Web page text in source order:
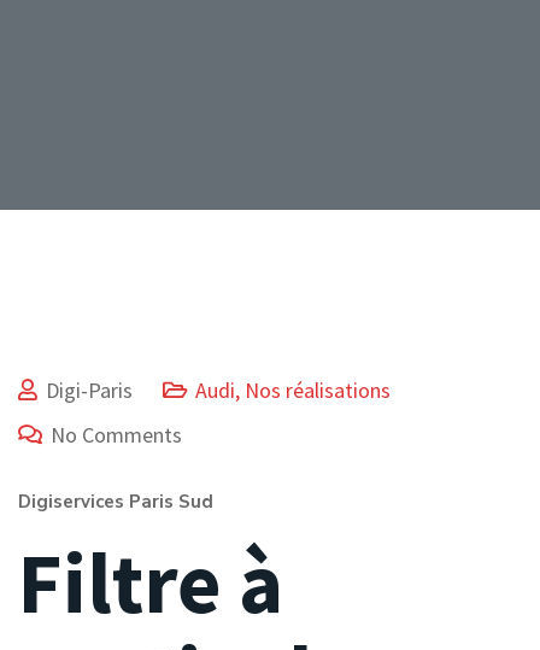
Digi-Paris Audi, Nos réalisations
No Comments
Digiservices Paris Sud
Filtre à